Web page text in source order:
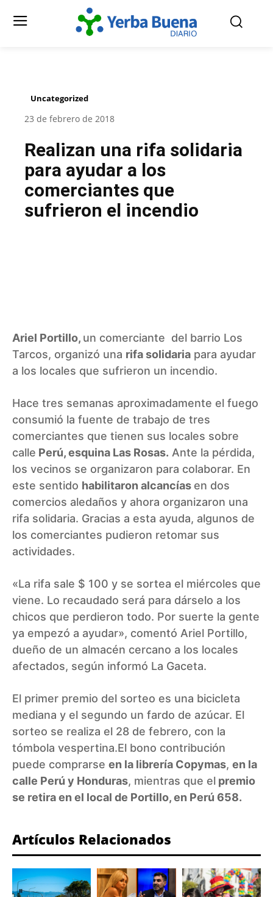
Uncategorized
23 de febrero de 2018
Realizan una rifa solidaria
para ayudar a los
comerciantes que
sufrieron el incendio
Ariel Portillo, un comerciante del barrio Los
Tarcos, organizó una rifa solidaria para ayudar
a los locales que sufrieron un incendio.
Hace tres semanas aproximadamente el fuego
consumió la fuente de trabajo de tres
comerciantes que tienen sus locales sobre
calle Perú, esquina Las Rosas. Ante la pérdida,
los vecinos se organizaron para colaborar. En
este sentido habilitaron alcancías en dos
comercios aledaños y ahora organizaron una
rifa solidaria. Gracias a esta ayuda, algunos de
los comerciantes pudieron retomar sus
actividades.
«La rifa sale $ 100 y se sortea el miércoles que
viene. Lo recaudado será para dárselo a los
chicos que perdieron todo. Por suerte la gente
ya empezó a ayudar», comentó Ariel Portillo,
dueño de un almacén cercano a los locales
afectados, según informó La Gaceta.
El primer premio del sorteo es una bicicleta
mediana y el segundo un fardo de azúcar. El
sorteo se realiza el 28 de febrero, con la
tómbola vespertina.El bono contribución
puede comprarse en la librería Copymas, en la
calle Perú y Honduras, mientras que el premio
se retira en el local de Portillo, en Perú 658.
Artículos Relacionados